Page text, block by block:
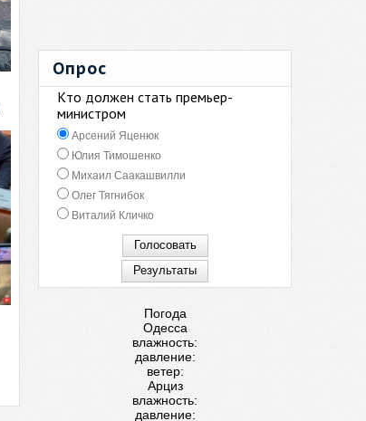
Опрос
Кто должен стать премьер-
министром
Арсений Яценюк
Юлия Тимошенко
Михаил Саакашвилли
Олег Тягнибок
Виталий Кличко
Погода
Одесса
влажность:
давление:
ветер:
Арциз
влажность:
давление: